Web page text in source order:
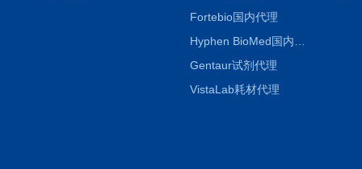
Fortebio国内代理
Gentaur试剂代理
VistaLab耗材代理